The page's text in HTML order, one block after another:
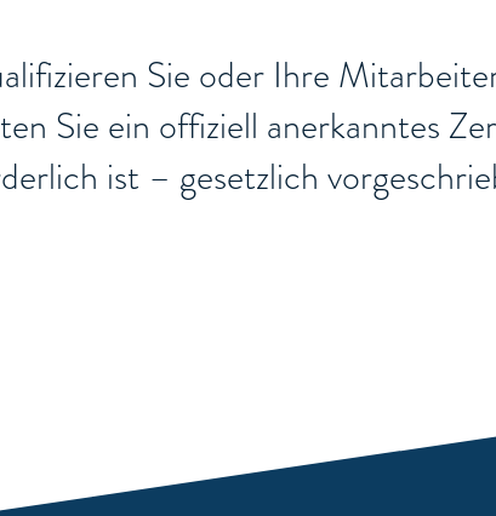
Sie oder Ihre
Sie ein offiziell anerkanntes
ist – gesetzlich